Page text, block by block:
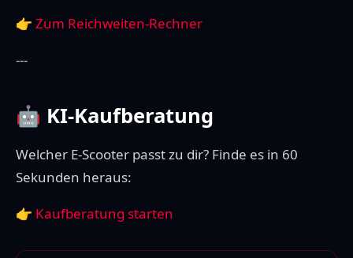
👉 Zum Reichweiten-Rechner
---
🤖 KI-Kaufberatung
Welcher E-Scooter passt zu dir? Finde es in 60
Sekunden heraus:
👉 Kaufberatung starten